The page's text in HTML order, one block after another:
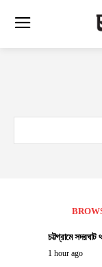
চট্টগ্রামে
1 hour ago